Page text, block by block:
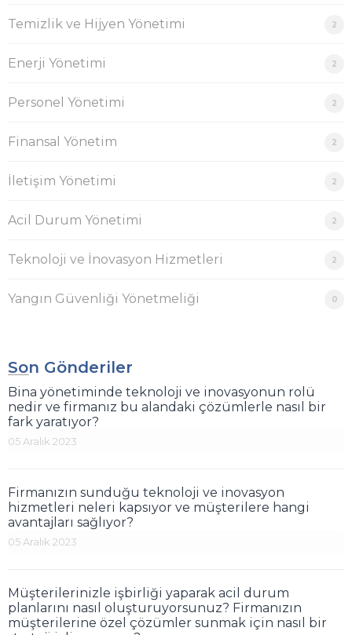
Temizlik ve Hijyen Yönetimi 2
Enerji Yönetimi 2
Personel Yönetimi 2
Finansal Yönetim 2
İletişim Yönetimi 2
Acil Durum Yönetimi 2
Teknoloji ve İnovasyon Hizmetleri 2
Yangın Güvenliği Yönetmeliği 0
Son Gönderiler
Bina yönetiminde teknoloji ve inovasyonun rolü
nedir ve firmanız bu alandaki çözümlerle nasıl bir
fark yaratıyor?
05 Aralık 2023
Firmanızın sunduğu teknoloji ve inovasyon
hizmetleri neleri kapsıyor ve müşterilere hangi
avantajları sağlıyor?
05 Aralık 2023
Müşterilerinizle işbirliği yaparak acil durum
planlarını nasıl oluşturuyorsunuz? Firmanızın
müşterilerine özel çözümler sunmak için nasıl bir